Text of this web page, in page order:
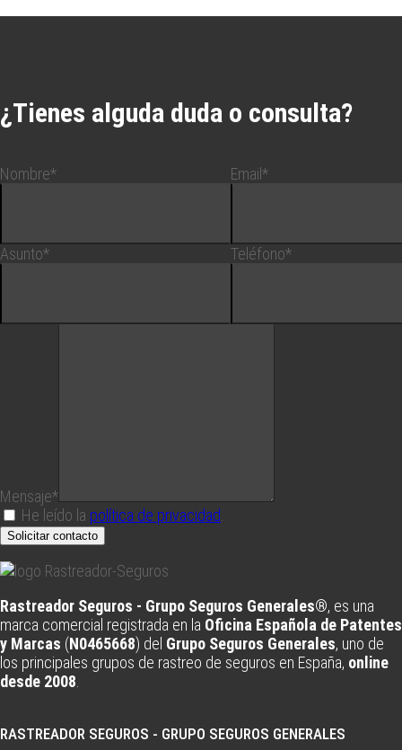
¿Tienes alguda duda o consulta?
Nombre*
Asunto*
Email*
Teléfono*
Mensaje*
He leído la política de privacidad
Solicitar contacto
Rastreador Seguros - Grupo Seguros Generales®, es una
marca comercial registrada en la Oficina Española de Patentes
y Marcas (N0465668) del Grupo Seguros Generales, uno de
los principales grupos de rastreo de seguros en España, online
desde 2008
RASTREADOR SEGUROS - GRUPO SEGUROS GENERALES